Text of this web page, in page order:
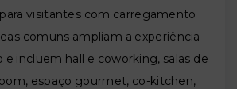
visitantes com carregamento
comuns ampliam a experiência
e incluem hall e coworking, salas de
espaço gourmet, co-kitchen,